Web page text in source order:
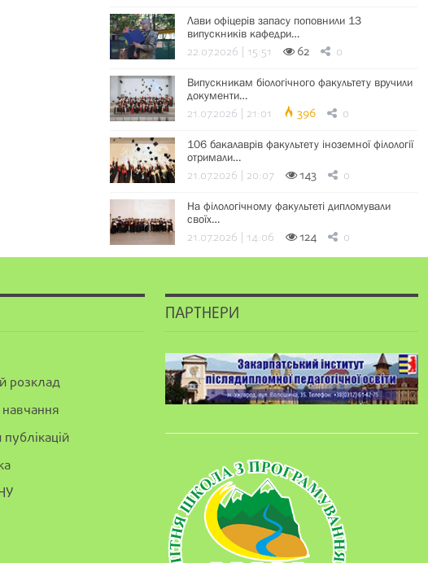
Лави офіцерів запасу поповнили 13
випускників кафедри…
22.07.2026 | 15:51 62 0
Випускникам біологічного факультету вручили
документи…
21.07.2026 | 21:01 396 0
106 бакалаврів факультету іноземної філології
отримали…
21.07.2026 | 20:07 143 0
На філологічному факультеті дипломували
своїх…
21.07.2026 | 14:06 124 0
розклад
ПАРТНЕРИ